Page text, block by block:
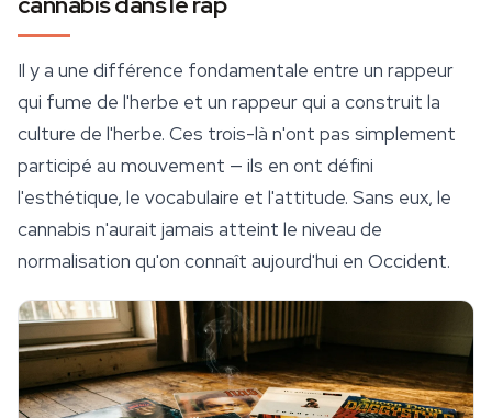
Il y a une différence fondamentale entre un rappeur
qui fume de l'herbe et un rappeur qui a construit la
culture de l'herbe. Ces trois-là n'ont pas simplement
participé au mouvement — ils en ont défini
l'esthétique, le vocabulaire et l'attitude. Sans eux, le
cannabis n'aurait jamais atteint le niveau de
normalisation qu'on connaît aujourd'hui en Occident.